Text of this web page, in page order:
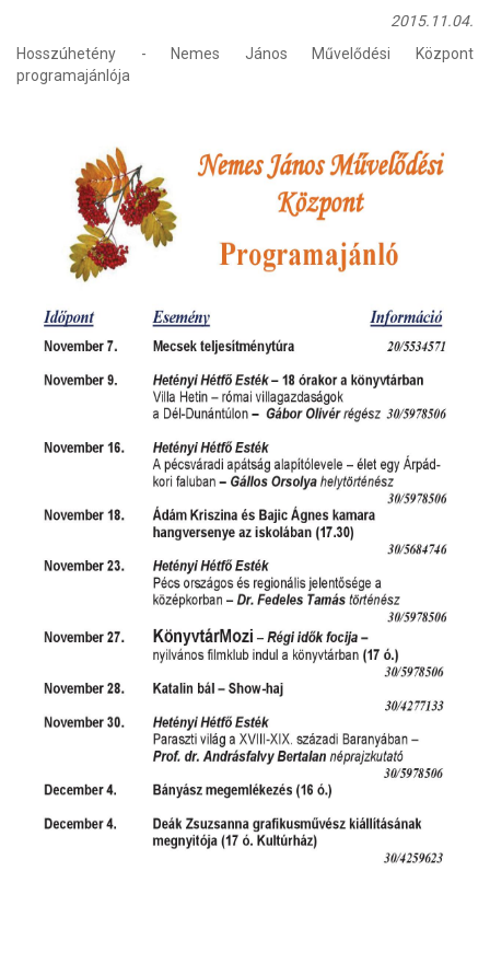
2015.11.04.
Hosszúhetény - Nemes János Művelődési Központ
programajánlója